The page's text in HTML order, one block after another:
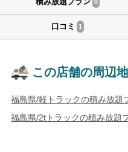
0
口コミ 1
この店舗の周辺
福島県/軽トラックの積み放題
福島県/2tトラックの積み放題